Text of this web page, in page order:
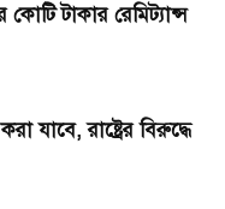
টাকার রেমিট্যান্স
যাবে, রাষ্ট্রের বিরুদ্ধে